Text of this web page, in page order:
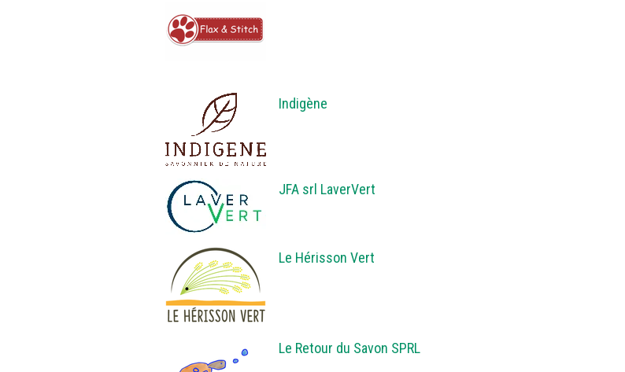
Indigène
JFA srl LaverVert
Le Hérisson Vert
Le Retour du Savon SPRL